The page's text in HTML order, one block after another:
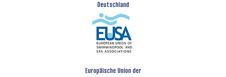
Deutschland
Europäische Union der